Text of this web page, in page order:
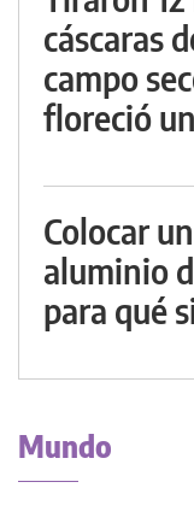
cáscaras
campo
floreció
Colocar
aluminio
para qué
Mundo